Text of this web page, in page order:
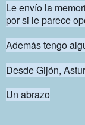
Le envío la
por si le parece
Además tengo
Desde Gijón,
Un abrazo